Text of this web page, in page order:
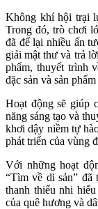
Không khí hội trại
Trong đó, trò chơi
đã để lại nhiều ấn
giải mật thư và trả
phẩm, thuyết trình
đặc sản và sản
Hoạt động sẽ giúp
năng sáng tạo và
khơi dậy niềm tự
phát triển của vùng
Với những hoạt
“Tìm về di sản” đã
thanh thiếu nhi
của quê hương và